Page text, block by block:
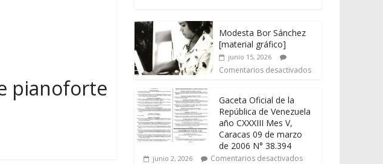
pianoforte
Modesta Bor Sánchez
[material gráfico]
junio 15, 2026
Comentarios desactivados
Gaceta Oficial de la
República de Venezuela
año CXXXIII Mes V,
Caracas 09 de marzo
de 2006 N° 38.394
junio 2, 2026 Comentarios desactivados